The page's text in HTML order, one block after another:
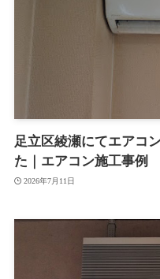
足立区綾瀬にてエアコ
た｜エアコン施工事例
2026年7月11日